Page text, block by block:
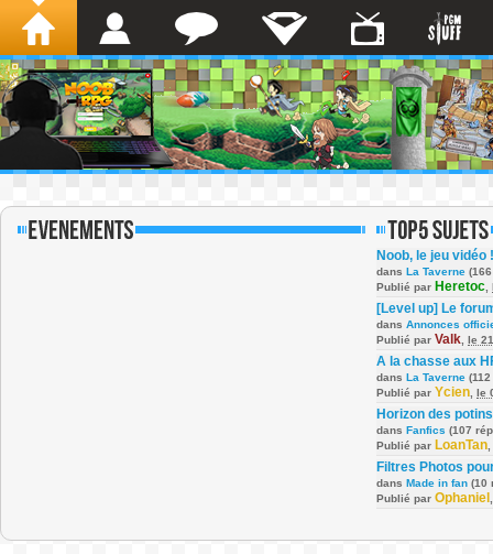
Noob, le jeu vidéo !
dans La Taverne
Publié par Heretoc
[Level up] Le
dans Annonces
Publié par Valk le
A la chasse aux
dans La Taverne
Publié par Ycien le
Horizon des potins
dans Fanfics (107
Publié par LoanTan
Filtres Photos
dans Made in fan (10
Publié par Ophaniel